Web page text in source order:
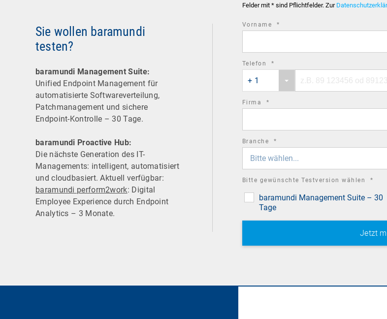
Sie wollen baramundi
testen?
baramundi Management Suite:
Unified Endpoint Management für
automatisierte Software­verteilung,
Patchmanagement und sichere
Endpoint-Kontrolle – 30 Tage.
baramundi Proactive Hub:
Die nächste Generation des IT-
Managements: intelligent, automatisiert
und cloudbasiert. Aktuell verfügbar:
baramundi perform2work: Digital
Employee Experience durch Endpoint
Analytics – 3 Monate.
Felder mit * sind Pflichtfelder. Zur
Vorname *
Telefon *
country
code
+ 1
number
Firma *
Branche *
Bitte wählen...
Bitte gewünschte Testversion wählen *
baramundi Management Suite – 30
Tage